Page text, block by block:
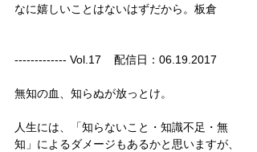
なに嬉しいことはないはずだから。板倉
------------- Vol.17    配信日：06.19.2017
無知の血、知らぬが放っとけ。
人生には、「知らないこと・知識不足・無
知」によるダメージもあるかと思いますが、